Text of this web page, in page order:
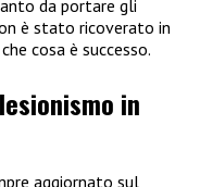
da portare gli
è stato ricoverato in
cosa è successo.
in
aggiornato sul